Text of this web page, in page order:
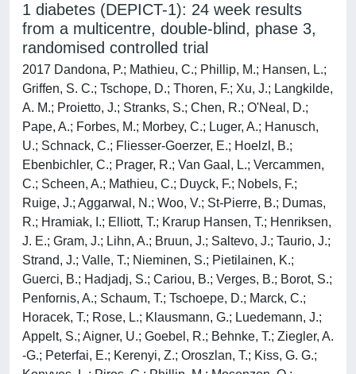
1 diabetes (DEPICT-1): 24 week results
from a multicentre, double-blind, phase 3,
randomised controlled trial
2017 Dandona, P.; Mathieu, C.; Phillip, M.; Hansen, L.;
Griffen, S. C.; Tschope, D.; Thoren, F.; Xu, J.; Langkilde,
A. M.; Proietto, J.; Stranks, S.; Chen, R.; O'Neal, D.;
Pape, A.; Forbes, M.; Morbey, C.; Luger, A.; Hanusch,
U.; Schnack, C.; Fliesser-Goerzer, E.; Hoelzl, B.;
Ebenbichler, C.; Prager, R.; Van Gaal, L.; Vercammen,
C.; Scheen, A.; Mathieu, C.; Duyck, F.; Nobels, F.;
Ruige, J.; Aggarwal, N.; Woo, V.; St-Pierre, B.; Dumas,
R.; Hramiak, I.; Elliott, T.; Krarup Hansen, T.; Henriksen,
J. E.; Gram, J.; Lihn, A.; Bruun, J.; Saltevo, J.; Taurio, J.;
Strand, J.; Valle, T.; Nieminen, S.; Pietilainen, K.;
Guerci, B.; Hadjadj, S.; Cariou, B.; Verges, B.; Borot, S.;
Penfornis, A.; Schaum, T.; Tschoepe, D.; Marck, C.;
Horacek, T.; Rose, L.; Klausmann, G.; Luedemann, J.;
Appelt, S.; Aigner, U.; Goebel, R.; Behnke, T.; Ziegler, A.
-G.; Peterfai, E.; Kerenyi, Z.; Oroszlan, T.; Kiss, G. G.;